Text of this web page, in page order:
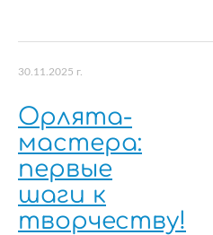
30.11.2025 г.
Орлята-
мастера:
первые
шаги к
творчеству!